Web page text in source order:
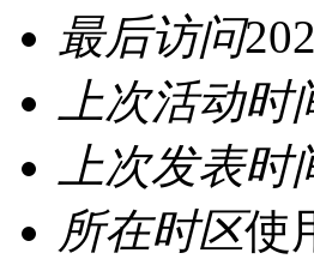
最后访问
上次活动时
上次发表时
所在时区使